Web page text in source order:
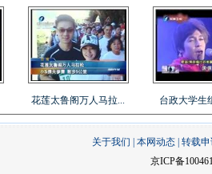
花莲太鲁阁万人马拉... 台政大学生
关于我们 本网动态 转载
京ICP备